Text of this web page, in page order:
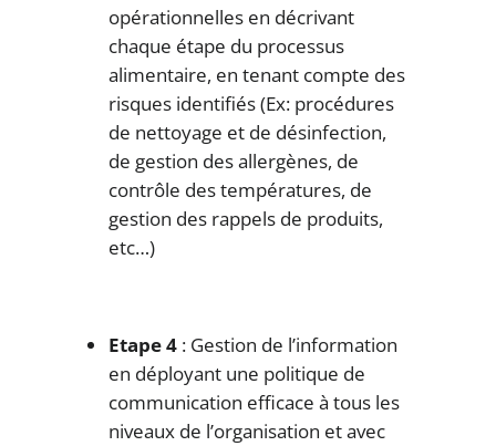
opérationnelles en décrivant
chaque étape du processus
alimentaire, en tenant compte des
risques identifiés (Ex: procédures
de nettoyage et de désinfection,
de gestion des allergènes, de
contrôle des températures, de
gestion des rappels de produits,
etc…)
Etape 4 : Gestion de l’information
en déployant une politique de
communication efficace à tous les
niveaux de l’organisation et avec